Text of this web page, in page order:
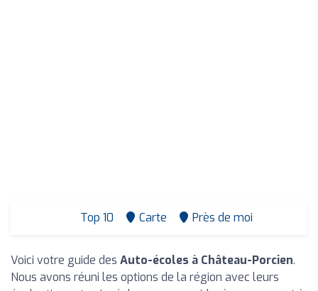
Top 10 Carte Près de moi
Voici votre guide des Auto-écoles à Château-Porcien.
Nous avons réuni les options de la région avec leurs